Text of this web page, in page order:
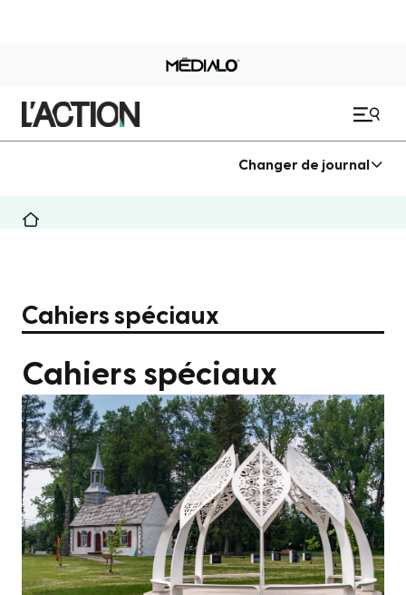
Changer de journal
Cahiers spéciaux
Cahiers spéciaux